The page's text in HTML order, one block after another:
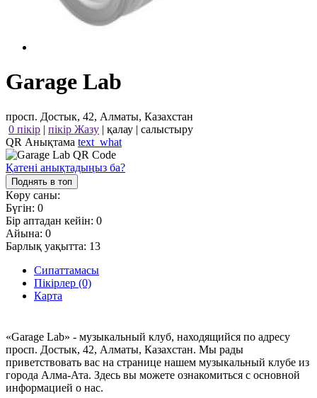
Garage Lab
просп. Достык, 42, Алматы, Казахстан
0 пікір | пікір Жазу | қалау | салыстыру
QR Анықтама text_what
Қатені анықтадыңыз ба?
Поднять в топ
Көру саны:
Бүгін: 0
Бір аптадан кейін: 0
Айына: 0
Барлық уақытта: 13
Сипаттамасы
Пікірлер (0)
Карта
«Garage Lab» - музыкальный клуб, находящийся по адресу
просп. Достык, 42, Алматы, Казахстан. Мы рады
приветствовать вас на странице нашем музыкальный клубе из
города Алма-Ата. Здесь вы можете ознакомиться с основной
информацией о нас.